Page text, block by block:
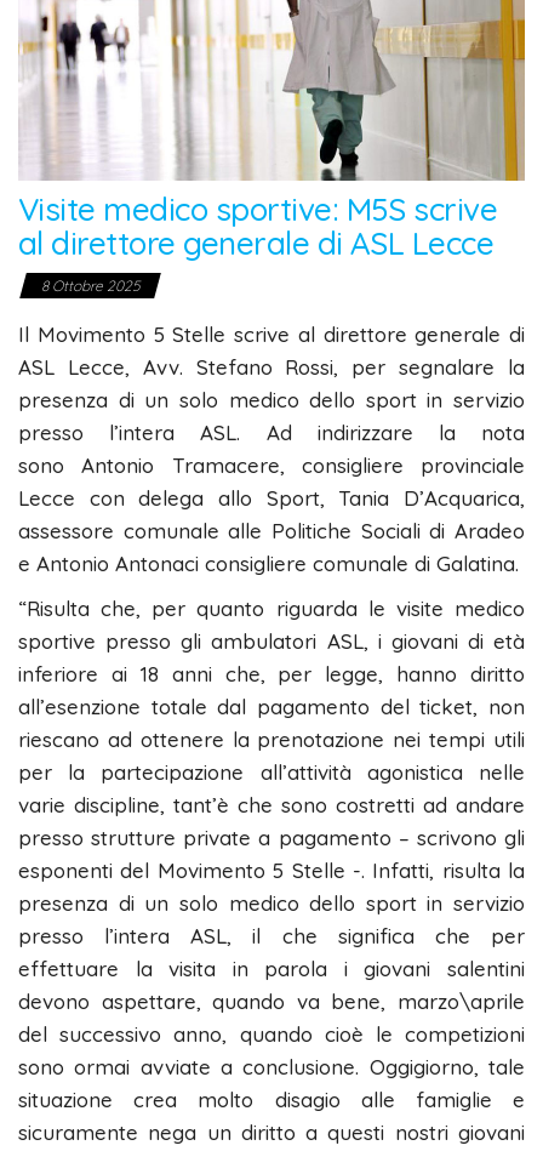
Visite medico sportive: M5S scrive
al direttore generale di ASL Lecce
8 Ottobre 2025
Il Movimento 5 Stelle scrive al direttore generale di
ASL Lecce, Avv. Stefano Rossi, per segnalare la
presenza di un solo medico dello sport in servizio
presso l’intera ASL. Ad indirizzare la nota
sono Antonio Tramacere, consigliere provinciale
Lecce con delega allo Sport, Tania D’Acquarica,
assessore comunale alle Politiche Sociali di Aradeo
e Antonio Antonaci consigliere comunale di Galatina.
“Risulta che, per quanto riguarda le visite medico
sportive presso gli ambulatori ASL, i giovani di età
inferiore ai 18 anni che, per legge, hanno diritto
all’esenzione totale dal pagamento del ticket, non
riescano ad ottenere la prenotazione nei tempi utili
per la partecipazione all’attività agonistica nelle
varie discipline, tant’è che sono costretti ad andare
presso strutture private a pagamento – scrivono gli
esponenti del Movimento 5 Stelle -. Infatti, risulta la
presenza di un solo medico dello sport in servizio
presso l’intera ASL, il che significa che per
effettuare la visita in parola i giovani salentini
devono aspettare, quando va bene, marzo\aprile
del successivo anno, quando cioè le competizioni
sono ormai avviate a conclusione. Oggigiorno, tale
situazione crea molto disagio alle famiglie e
sicuramente nega un diritto a questi nostri giovani